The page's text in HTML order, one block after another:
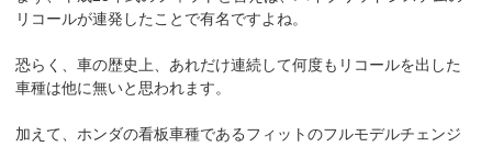
リコールが連発したことで有名ですよね。
恐らく、車の歴史上、あれだけ連続して何度もリコールを出した
車種は他に無いと思われます。
加えて、ホンダの看板車種であるフィットのフルモデルチェンジ